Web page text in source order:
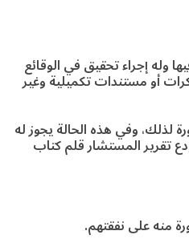
وله إجراء تحقيق في الوقائع
أو مستندات تكميلية وغير
لذلك، وفي هذه الحالة يجوز له
تقرير المستشار قلم كتاب
منه على نفقتهم.